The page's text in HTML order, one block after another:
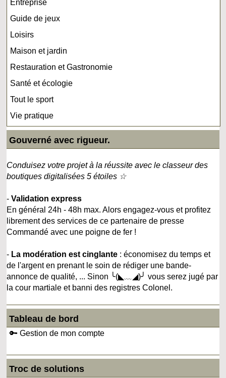
Entreprise
Guide de jeux
Loisirs
Maison et jardin
Restauration et Gastronomie
Santé et écologie
Tout le sport
Vie pratique
Gouverné avec rigueur.
Conduisez votre projet à la réussite avec le classeur des
boutiques digitalisées 5 étoiles ☆
-Validation express
En général 24h - 48h max. Alors engagez-vous et profitez
librement des services de ce partenaire de presse
Commandé avec une poigne de fer !
- La modération est cinglante : économisez du temps et
de l'argent en prenant le soin de rédiger une bande-
annonce de qualité, ... Sinon ╰(◣﹏◢)╯ vous serez jugé par
la cour martiale et banni des registres Colonel.
Tableau de bord
🔑 Gestion de mon compte
Troc de solutions